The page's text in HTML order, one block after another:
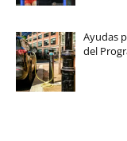
Ayudas
del